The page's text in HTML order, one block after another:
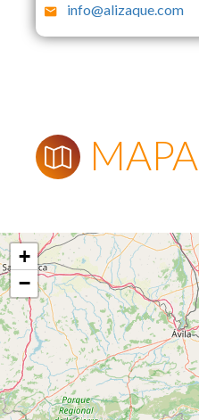
info@alizaque.com
MAPA
+
−